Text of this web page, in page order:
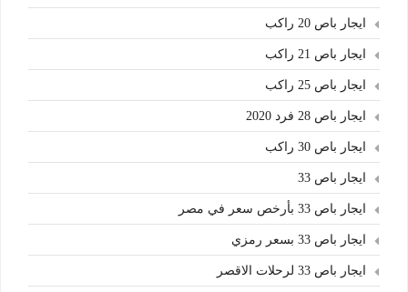
ايجار باص 20 راكب
ايجار باص 21 راكب
ايجار باص 25 راكب
ايجار باص 28 فرد 2020
ايجار باص 30 راكب
ايجار باص 33
ايجار باص 33 بأرخص سعر في مصر
ايجار باص 33 بسعر رمزي
ايجار باص 33 لرحلات الاقصر